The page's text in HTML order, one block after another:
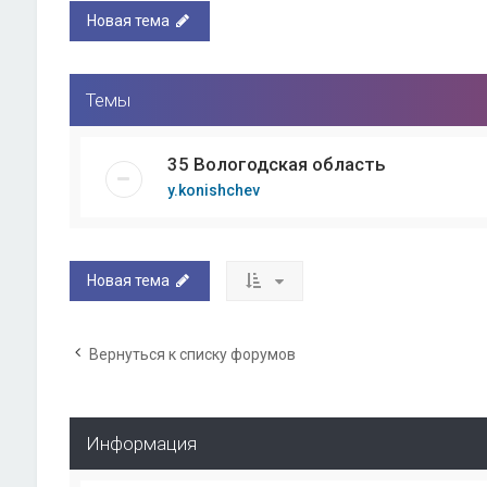
Новая тема
Темы
35 Вологодская область
y.konishchev
Новая тема
Вернуться к списку форумов
Информация